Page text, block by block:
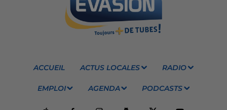
ACCUEIL ACTUS LOCALES RADIO
EMPLOI AGENDA PODCASTS